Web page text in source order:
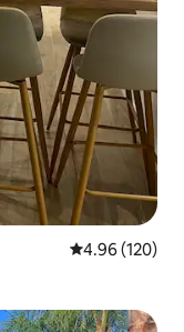
Calificación
4.96 (120)